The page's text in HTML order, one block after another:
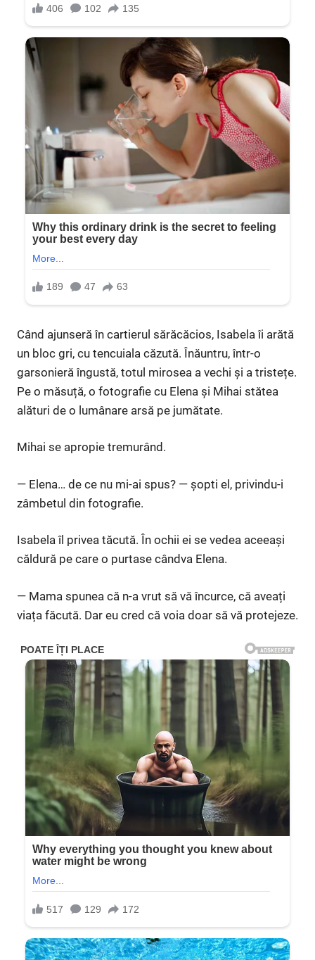
Când ajunseră în cartierul sărăcăcios, Isabela îi arătă
un bloc gri, cu tencuiala căzută. Înăuntru, într-o
garsonieră îngustă, totul mirosea a vechi și a tristețe.
Pe o măsuță, o fotografie cu Elena și Mihai stătea
alături de o lumânare arsă pe jumătate.
Mihai se apropie tremurând.
— Elena… de ce nu mi-ai spus? — șopti el, privindu-i
zâmbetul din fotografie.
Isabela îl privea tăcută. În ochii ei se vedea aceeași
căldură pe care o purtase cândva Elena.
— Mama spunea că n-a vrut să vă încurce, că aveați
viața făcută. Dar eu cred că voia doar să vă protejeze.